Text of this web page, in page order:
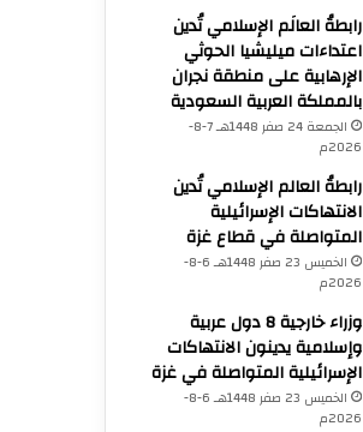
رابطةُ العالَم الإسلامي تُدين
اعتداءات ميليشيا الحوثي
الإرهابية على منطقة نجران
بالمملكة العربية السعودية
الجمعة 24 صفر 1448هـ 7-8-
2026م
رابطةُ العالم الإسلامي تُدين
الانتهاكات الإسرائيلية
المتواصلة في قطاع غزة
الخميس 23 صفر 1448هـ 6-8-
2026م
وزراء خارجية 8 دول عربية
وإسلامية يدينون الانتهاكات
الإسرائيلية المتواصلة في غزة
الخميس 23 صفر 1448هـ 6-8-
2026م